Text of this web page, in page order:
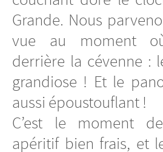
Grande. Nous
vue au moment
derrière la cévenne :
grandiose ! Et le
aussi époustouflant !
C’est le moment
apéritif bien frais, et